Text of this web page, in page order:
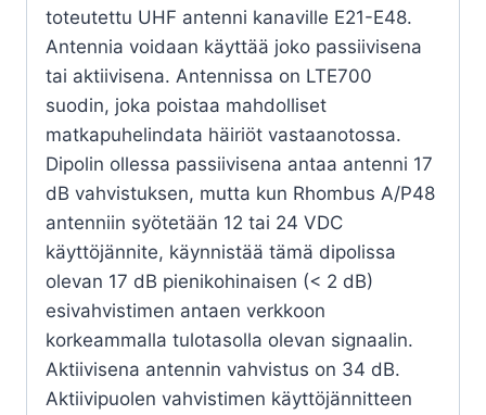
toteutettu UHF antenni kanaville E21-E48.
Antennia voidaan käyttää joko passiivisena
tai aktiivisena. Antennissa on LTE700
suodin, joka poistaa mahdolliset
matkapuhelindata häiriöt vastaanotossa.
Dipolin ollessa passiivisena antaa antenni 17
dB vahvistuksen, mutta kun Rhombus A/P48
antenniin syötetään 12 tai 24 VDC
käyttöjännite, käynnistää tämä dipolissa
olevan 17 dB pienikohinaisen (< 2 dB)
esivahvistimen antaen verkkoon
korkeammalla tulotasolla olevan signaalin.
Aktiivisena antennin vahvistus on 34 dB.
Aktiivipuolen vahvistimen käyttöjännitteen